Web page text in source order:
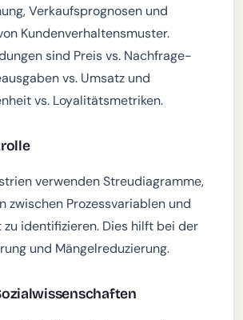
Verkaufsprognosen und
Kundenverhaltensmuster.
sind Preis vs. Nachfrage-
vs. Umsatz und
vs. Loyalitätsmetriken.
verwenden Streudiagramme,
zwischen Prozessvariablen und
identifizieren. Dies hilft bei der
und Mängelreduzierung.